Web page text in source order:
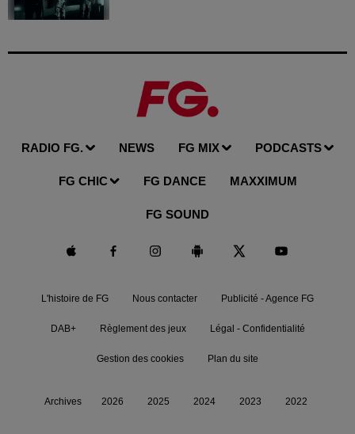
RADIO FG. NEWS FG MIX PODCASTS
FG CHIC FG DANCE MAXXIMUM
FG SOUND
L'histoire de FG Nous contacter Publicité - Agence FG
DAB+ Règlement des jeux Légal - Confidentialité
Gestion des cookies Plan du site
Archives 2026 2025 2024 2023 2022